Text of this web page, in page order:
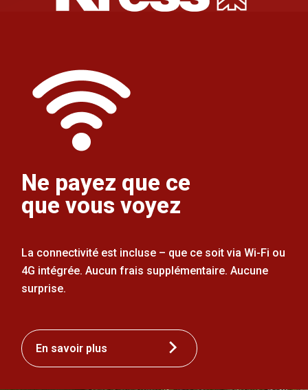
Ne payez que ce
que vous voyez
La connectivité est incluse – que ce soit via Wi-Fi ou
4G intégrée. Aucun frais supplémentaire. Aucune
surprise.
En savoir plus